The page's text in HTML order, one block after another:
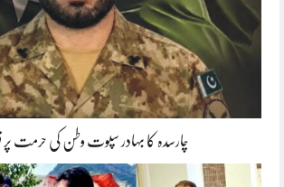
چارسدہ کا بہادر سپوت وطن کی حرمت پر